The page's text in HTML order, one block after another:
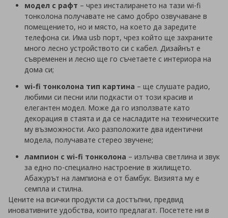
модел с рафт – чрез инсталирането на тази wi-fi
тонколона получавате не само добро озвучаване в
помещението, но и място, на което да заредите
телефона си. Има usb порт, чрез който ще захраните
много лесно устройството си с кабел. Дизайнът е
съвременен и лесно ще го съчетаете с интериора на
дома си;
wi-fi тонколона тип картина – ще слушате радио,
любими си песни или подкасти от този красив и
елегантен модел. Може да го използвате като
декорация в стаята и да се насладите на техническите
му възможности. Ако разположите два идентични
модела, получавате стерео звучене;
лампион с wi-fi тонколона – излъчва светлина и звук
за едно по-специално настроение в жилището.
Абажурът на лампиона е от бамбук. Визията му е
семпла и стилна.
Цените на всички продукти са достъпни, предвид
иновативните удобства, които предлагат. Посетете ни в